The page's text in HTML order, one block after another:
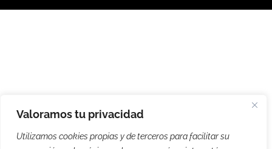
Valoramos tu privacidad
Utilizamos cookies propias y de terceros para facilitar su